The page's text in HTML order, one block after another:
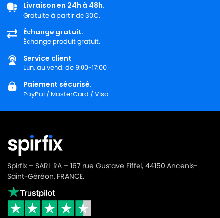
NILFISK
NILFISK 107410451
NILFISK
NILFISK 107410451 - GD5 FLY
NILFISK 107410451 - GD5 FLY 110V/400HZ
NILFISK
NILFISK 107410452 - GD5 BACK UK
NILFISK
NILFISK 107410453 - GD10 BACK EU
NILFISK
NILFISK 107412036 - VP600 BASIC EU
NILFISK
NILFISK 107412037
NILFISK
NILFISK 107412037 - VP 600 BASIC
NILFISK
NILFISK 107412037 - VP600 BASIC UK
Livraison en 24h à 48h.
Gratuite à partir de 30€.
Échange gratuit.
Échange produit gratuit.
Service client
Lun. au vend. de 9:00-17:00
Paiement sécurisé.
PayPal / MasterCard / Visa
Spirfix – SARL RA – 167 rue Gustave Eiffel, 44150 Ancenis-
Saint-Géréon, FRANCE.